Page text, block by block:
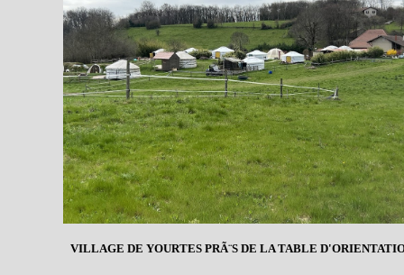
VILLAGE DE YOURTES PRÃ¨S DE LA TABLE